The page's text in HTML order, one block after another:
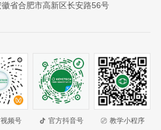
省合肥市高新区长安路56号
频号 官方抖音号 教学小程序